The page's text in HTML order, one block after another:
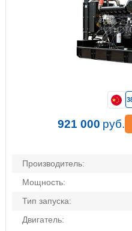
Производитель:
Мощность:
Тип запуска:
Двигатель:
921 000 руб.